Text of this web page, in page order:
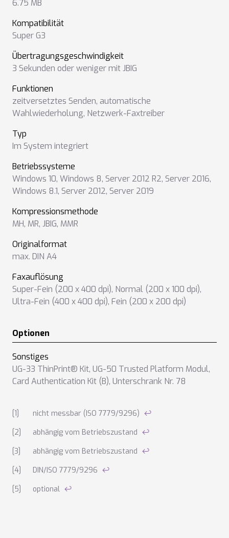
6.75 MB
Kompatibilität
Super G3
Übertragungsgeschwindigkeit
3 Sekunden oder weniger mit JBIG
Funktionen
zeitversetztes Senden, automatische
Wahlwiederholung, Netzwerk-Faxtreiber
Typ
Im System integriert
Betriebssysteme
Windows 10, Windows 8, Server 2012 R2, Server 2016,
Windows 8.1, Server 2012, Server 2019
Kompressionsmethode
MH, MR, JBIG, MMR
Originalformat
max. DIN A4
Faxauflösung
Super-Fein (200 x 400 dpi), Normal (200 x 100 dpi),
Ultra-Fein (400 x 400 dpi), Fein (200 x 200 dpi)
Optionen
Sonstiges
UG-33 ThinPrint® Kit, UG-50 Trusted Platform Modul,
Card Authentication Kit (B), Unterschrank Nr. 78
Anmerkungen zu den technischen Daten
nicht messbar (ISO 7779/9296) ↩
abhängig vom Betriebszustand ↩
abhängig vom Betriebszustand ↩
DIN/ISO 7779/9296 ↩
optional ↩